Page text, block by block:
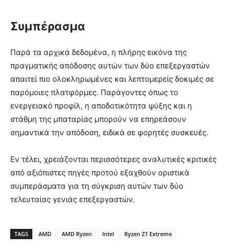
Συμπέρασμα
Παρά τα αρχικά δεδομένα, η πλήρης εικόνα της
πραγματικής απόδοσης αυτών των δύο επεξεργαστών
απαιτεί πιο ολοκληρωμένες και λεπτομερείς δοκιμές σε
παρόμοιες πλατφόρμες. Παράγοντες όπως το
ενεργειακό προφίλ, η αποδοτικότητα ψύξης και η
στάθμη της μπαταρίας μπορούν να επηρεάσουν
σημαντικά την απόδοση, ειδικά σε φορητές συσκευές.
Εν τέλει, χρειάζονται περισσότερες αναλυτικές κριτικές
από αξιόπιστες πηγές προτού εξαχθούν οριστικά
συμπεράσματα για τη σύγκριση αυτών των δύο
τελευταίας γενιάς επεξεργαστών.
TAGS AMD AMD Ryzen Intel Ryzen Z1 Extreme